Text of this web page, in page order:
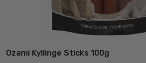
Ozami Kyllinge Sticks 100g